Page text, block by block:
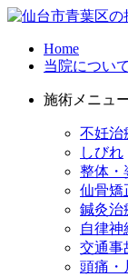
Home
当院について
施術メニュ
不妊治
しびれ
整体・
仙骨矯
鍼灸治
自律神
交通事
頭痛・